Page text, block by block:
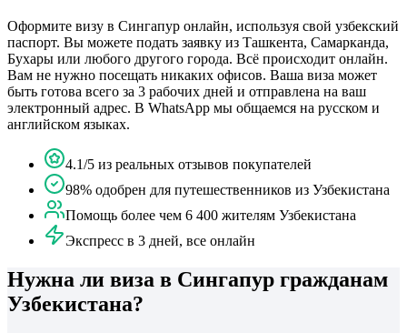
Оформите визу в Сингапур онлайн, используя свой узбекский
паспорт. Вы можете подать заявку из Ташкента, Самарканда,
Бухары или любого другого города. Всё происходит онлайн.
Вам не нужно посещать никаких офисов. Ваша виза может
быть готова всего за 3 рабочих дней и отправлена на ваш
электронный адрес. В WhatsApp мы общаемся на русском и
английском языках.
4.1/5 из реальных отзывов покупателей
98% одобрен для путешественников из Узбекистана
Помощь более чем 6 400 жителям Узбекистана
Экспресс в 3 дней, все онлайн
Нужна ли виза в Сингапур гражданам
Узбекистана?